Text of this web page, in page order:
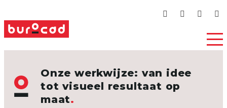
Onze werkwijze: van idee
tot visueel resultaat op
maat